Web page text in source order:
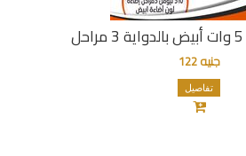
جنيه 122
تفاصيل